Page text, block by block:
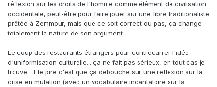
réflexion sur les droits de l'homme comme élément de civilisation
occidentale, peut-être pour faire jouer sur une fibre traditionaliste
prêtée à Zemmour, mais que ce soit correct ou pas, ça change
totalement la nature de son argument.
Le coup des restaurants étrangers pour contrecarrer l'idée
d'uniformisation culturelle... ça ne fait pas sérieux, en tout cas je
trouve. Et le pire c'est que ça débouche sur une réflexion sur la
crise en mutation (avec un vocabulaire incantatoire sur la